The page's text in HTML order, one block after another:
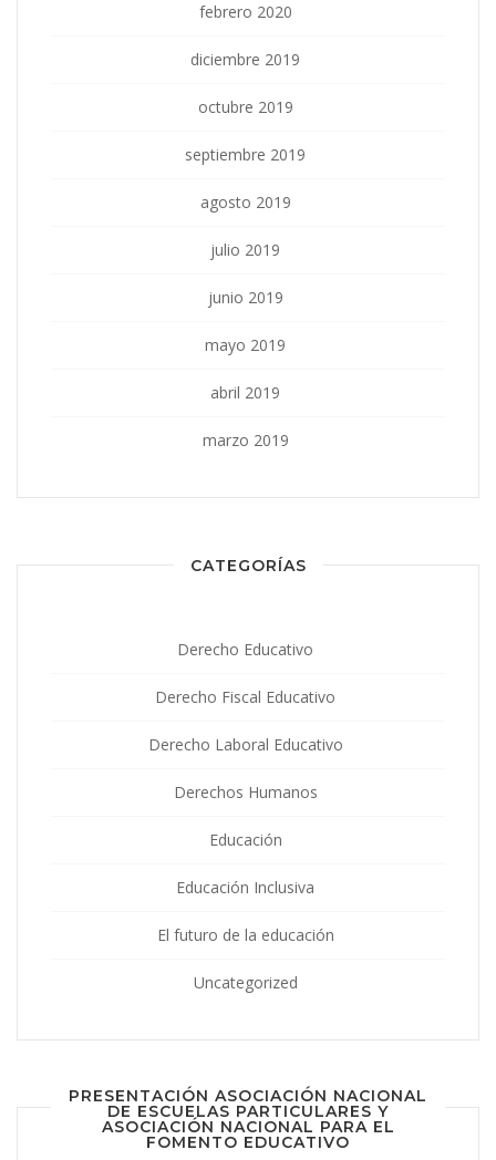
febrero 2020
diciembre 2019
octubre 2019
septiembre 2019
agosto 2019
julio 2019
junio 2019
mayo 2019
abril 2019
marzo 2019
CATEGORÍAS
Derecho Educativo
Derecho Fiscal Educativo
Derecho Laboral Educativo
Derechos Humanos
Educación
Educación Inclusiva
El futuro de la educación
Uncategorized
PRESENTACIÓN ASOCIACIÓN NACIONAL
DE ESCUELAS PARTICULARES Y
ASOCIACIÓN NACIONAL PARA EL
FOMENTO EDUCATIVO